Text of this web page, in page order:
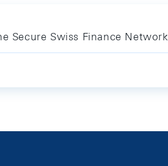
Secure Swiss Finance Network